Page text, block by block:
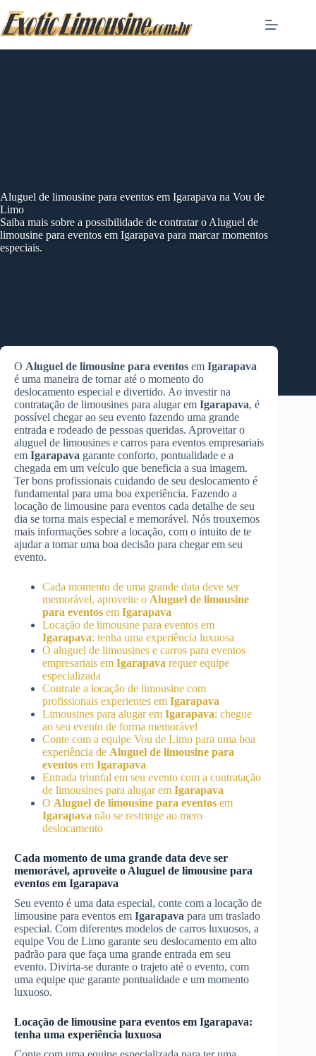
to
content
Aluguel de limousine para eventos em Igarapava na Vou de
Limo
Saiba mais sobre a possibilidade de contratar o Aluguel de
limousine para eventos em Igarapava para marcar momentos
especiais.
O Aluguel de limousine para eventos em Igarapava
é uma maneira de tornar até o momento do
deslocamento especial e divertido. Ao investir na
contratação de limousines para alugar em Igarapava, é
possível chegar ao seu evento fazendo uma grande
entrada e rodeado de pessoas queridas. Aproveitar o
aluguel de limousines e carros para eventos empresariais
em Igarapava garante conforto, pontualidade e a
chegada em um veículo que beneficia a sua imagem.
Ter bons profissionais cuidando de seu deslocamento é
fundamental para uma boa experiência. Fazendo a
locação de limousine para eventos cada detalhe de seu
dia se torna mais especial e memorável. Nós trouxemos
mais informações sobre a locação, com o intuito de te
ajudar a tomar uma boa decisão para chegar em seu
evento.
Cada momento de uma grande data deve ser
memorável, aproveite o Aluguel de limousine
para eventos em Igarapava
Locação de limousine para eventos em
Igarapava: tenha uma experiência luxuosa
O aluguel de limousines e carros para eventos
empresariais em Igarapava requer equipe
especializada
Contrate a locação de limousine com
profissionais experientes em Igarapava
Limousines para alugar em Igarapava: chegue
ao seu evento de forma memorável
Conte com a equipe Vou de Limo para uma boa
experiência de Aluguel de limousine para
eventos em Igarapava
Entrada triunfal em seu evento com a contratação
de limousines para alugar em Igarapava
O Aluguel de limousine para eventos em
Igarapava não se restringe ao mero
deslocamento
Cada momento de uma grande data deve ser
memorável, aproveite o Aluguel de limousine para
eventos em Igarapava
Seu evento é uma data especial, conte com a locação de
limousine para eventos em Igarapava para um traslado
especial. Com diferentes modelos de carros luxuosos, a
equipe Vou de Limo garante seu deslocamento em alto
padrão para que faça uma grande entrada em seu
evento. Divirta-se durante o trajeto até o evento, com
uma equipe que garante pontualidade e um momento
luxuoso.
Locação de limousine para eventos em Igarapava:
tenha uma experiência luxuosa